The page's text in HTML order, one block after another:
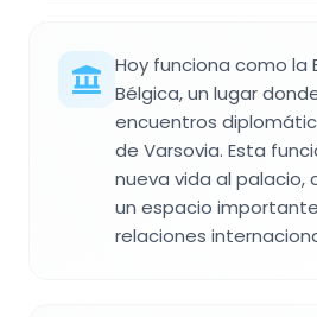
Hoy funciona como la
Bélgica, un lugar
encuentros
de Varsovia. Esta
nueva vida al palacio,
un espacio
relaciones